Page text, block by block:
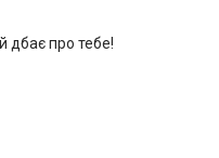
дбає про тебе!